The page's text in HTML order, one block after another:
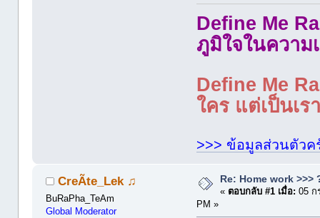
Define Me
ภูมิใจในความ
Define Me
ใคร แต่เป็นเ
>>> ข้อมูลส่วนตัวค
CreÃte_Lek ♫
BuRaPha_TeAm
Global Moderator
Re: Home work >>>
« ตอบกลับ #1 เมื่อ: 05 ก
PM »